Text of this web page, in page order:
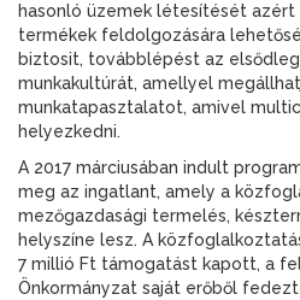
hasonló üzemek létesítését
termékek feldolgozására
biztosit, továbblépést az
munkakultúrát, amellyel
munkatapasztalatot, amivel
helyezkedni.
A 2017 márciusában indult
meg az ingatlant, amely a
mezőgazdasági termelés,
helyszíne lesz. A
7 millió Ft támogatást kapott, a
Önkormányzat saját erőből